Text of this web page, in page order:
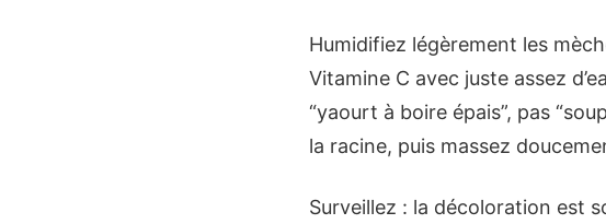
Humidifiez légèrement les
Vitamine C avec juste assez
“yaourt à boire épais”, pas
la racine, puis massez
Surveillez : la décoloration est